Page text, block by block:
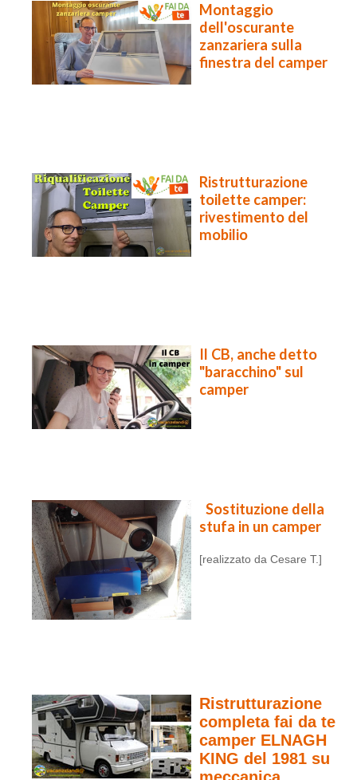
Montaggio
dell'oscurante
zanzariera sulla
finestra del camper
Ristrutturazione
toilette camper:
rivestimento del
mobilio
Il CB, anche detto
"baracchino" sul
camper
Sostituzione della
stufa in un camper
[realizzato da Cesare T.]
Ristrutturazione
completa fai da te
camper ELNAGH
KING del 1981 su